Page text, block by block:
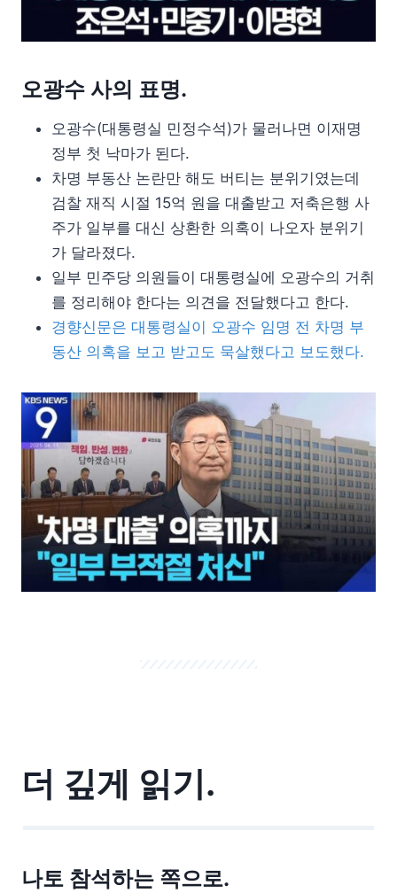
오광수 사의 표명.
오광수(대통령실 민정수석)가 물러나면 이재명
정부 첫 낙마가 된다.
차명 부동산 논란만 해도 버티는 분위기였는데
검찰 재직 시절 15억 원을 대출받고 저축은행 사
주가 일부를 대신 상환한 의혹이 나오자 분위기
가 달라졌다.
일부 민주당 의원들이 대통령실에 오광수의 거취
를 정리해야 한다는 의견을 전달했다고 한다.
경향신문은 대통령실이 오광수 임명 전 차명 부
동산 의혹을 보고 받고도 묵살했다고 보도했다.
더 깊게 읽기.
나토 참석하는 쪽으로.